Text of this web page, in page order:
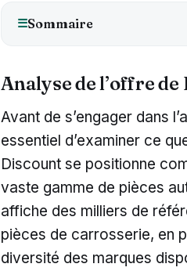
☰Sommaire
Analyse de l’offre
Avant de s’engager dans
essentiel d’examiner ce
Discount se positionne
vaste gamme de pièces
affiche des milliers de
pièces de carrosserie, en
diversité des marques